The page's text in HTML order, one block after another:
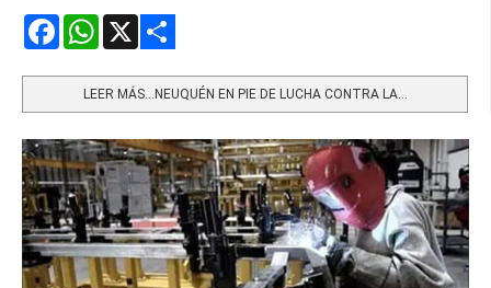
FacebookWhatsApp
LEER MÁS…NEUQUÉN EN PIE DE LUCHA CONTRA LA...